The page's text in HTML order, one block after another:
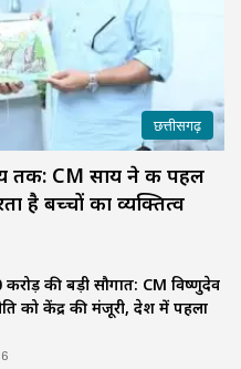
छत्तीसगढ़
तक: CM साय ने की पहल
है बच्चों का व्यक्तित्व
की बड़ी सौगात: CM विष्णुदेव
को केंद्र की मंजूरी, देश में पहला